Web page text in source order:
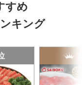
すめ
キング